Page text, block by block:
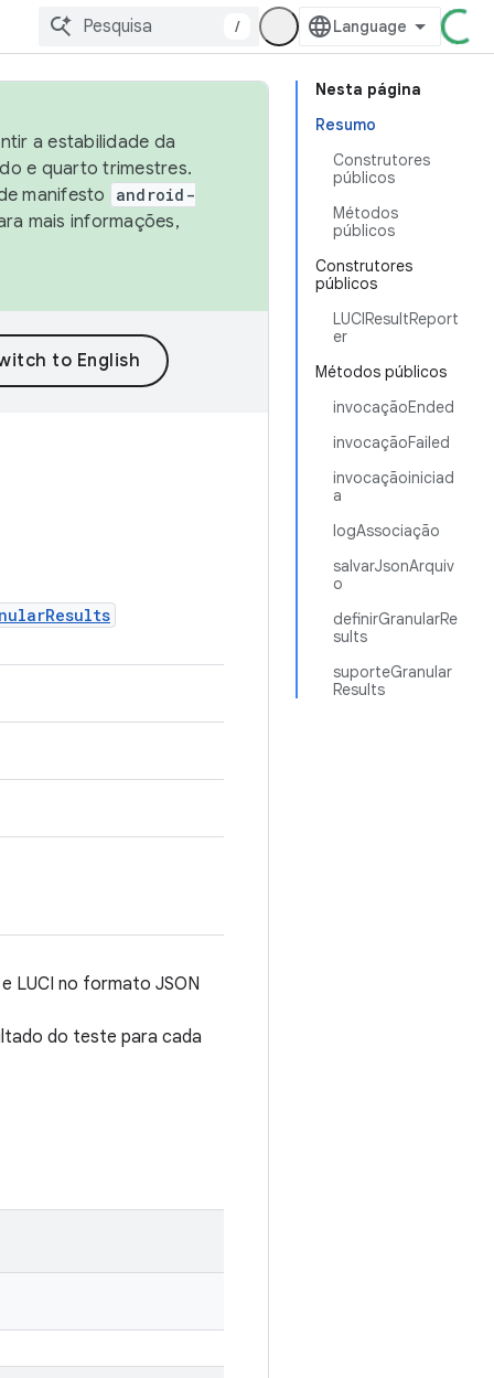
/
Nesta página
Resumo
Construtores
públicos
Métodos
públicos
Construtores
públicos
LUCIResultReport
er
Métodos públicos
invocaçãoEnded
invocaçãoFailed
invocaçãoiniciad
a
logAssociação
salvarJsonArquiv
o
definirGranularRe
sults
suporteGranular
Results
a estabilidade da
e quarto trimestres.
manifesto
android-
mais informações,
LUCI no formato JSON
do teste para cada